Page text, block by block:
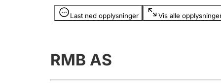
Last ned opplysninger Vis alle
Opplysninger er skjult
RMB AS